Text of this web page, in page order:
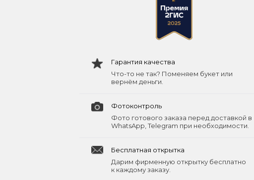
Гарантия качества
Что-то не так? Поменяем букет или
вернём деньги.
Фотоконтроль
Фото готового заказа перед доставкой в
WhatsApp, Telegram при необходимости.
Бесплатная открытка
Дарим фирменную открытку бесплатно
к каждому заказу.